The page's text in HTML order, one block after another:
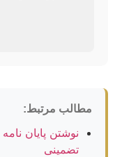
مطالب مرتبط:
نوشتن پایان
تضمینی